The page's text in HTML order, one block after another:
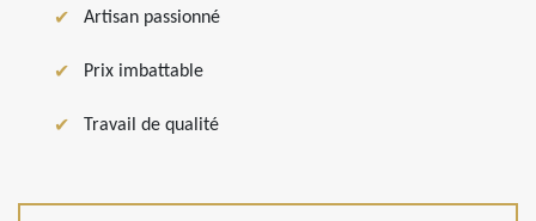
Artisan passionné
Prix imbattable
Travail de qualité